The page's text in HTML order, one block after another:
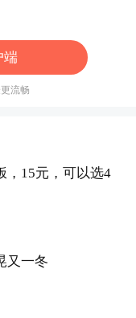
乐享品质旅
署，聚焦文旅
端
流畅
，15元，可以选4
又一冬